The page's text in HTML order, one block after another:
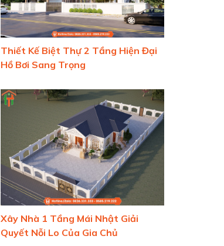
Thiết Kế Biệt Thự 2 Tầng Hiện Đại
Hồ Bơi Sang Trọng
Xây Nhà 1 Tầng Mái Nhật Giải
Quyết Nỗi Lo Của Gia Chủ